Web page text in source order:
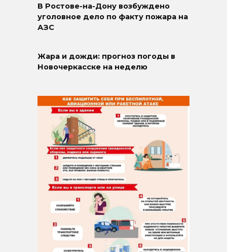
В Ростове-на-Дону возбуждено
уголовное дело по факту пожара на
АЗС
Жара и дожди: прогноз погоды в
Новочеркасске на неделю